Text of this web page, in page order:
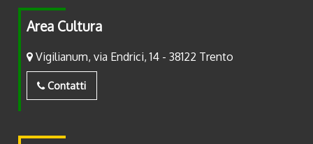
Area Cultura
Vigilianum, via Endrici, 14 - 38122 Trento
Contatti